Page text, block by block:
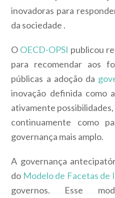
inovadoras para
da sociedade .
O OECD-OPSI publicou
para recomendar aos
públicas a adoção da
inovação definida como
ativamente
continuamente como
governança mais amplo.
A governança
do Modelo de Facetas de
governos. Esse